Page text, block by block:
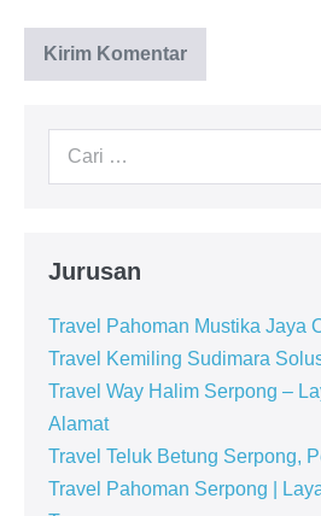
Jurusan
Travel Pahoman Mustika Jaya
Travel Kemiling Sudimara
Travel Way Halim Serpong –
Alamat
Travel Teluk Betung Serpong,
Travel Pahoman Serpong |